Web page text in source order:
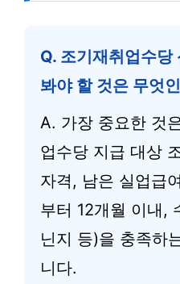
Q. 조기재취업수당
봐야 할 것은 무엇
A. 가장 중요한 것
업수당 지급 대상
자격, 남은 실업급
부터 12개월 이내,
닌지 등)을 충족하
니다.